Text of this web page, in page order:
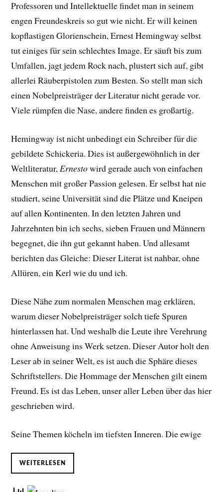
Professoren und Intellektuelle findet man in seinem
engen Freundeskreis so gut wie nicht. Er will keinen
kopflastigen Glorienschein, Ernest Hemingway selbst
tut einiges für sein schlechtes Image. Er säuft bis zum
Umfallen, jagt jedem Rock nach, plustert sich auf, gibt
allerlei Räuberpistolen zum Besten. So stellt man sich
einen Nobelpreisträger der Literatur nicht gerade vor.
Viele rümpfen die Nase, andere finden es großartig.
Hemingway ist nicht unbedingt ein Schreiber für die
gebildete Schickeria. Dies ist außergewöhnlich in der
Weltliteratur,Ernestowird gerade auch von einfachen
Menschen mit großer Passion gelesen. Er selbst hat nie
studiert, seine Universität sind die Plätze und Kneipen
auf allen Kontinenten. In den letzten Jahren und
Jahrzehnten bin ich sechs, sieben Frauen und Männern
begegnet, die ihn gut gekannt haben. Und allesamt
berichten das Gleiche: Dieser Literat ist nahbar, ohne
Allüren, ein Kerl wie du und ich.
Diese Nähe zum normalen Menschen mag erklären,
warum dieser Nobelpreisträger solch tiefe Spuren
hinterlassen hat. Und weshalb die Leute ihre Verehrung
ohne Anweisung ins Werk setzen. Dieser Autor holt den
Leser ab in seiner Welt, es ist auch die Sphäre dieses
Schriftstellers. Die Hommage der Menschen gilt einem
Freund. Es ist das Leben, unser aller Leben über das hier
geschrieben wird.
Seine Themen köcheln im tiefsten Inneren. Die ewige
WEITERLESEN